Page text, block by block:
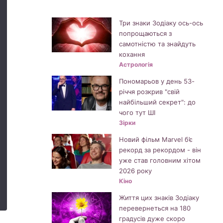
Три знаки Зодіаку ось-ось
попрощаються з
самотністю та знайдуть
кохання
Астрологія
Пономарьов у день 53-
річчя розкрив "свій
найбільший секрет": до
чого тут ШІ
Зірки
Новий фільм Marvel б’є
рекорд за рекордом - він
уже став головним хітом
2026 року
Кіно
Життя цих знаків Зодіаку
перевернеться на 180
градусів дуже скоро